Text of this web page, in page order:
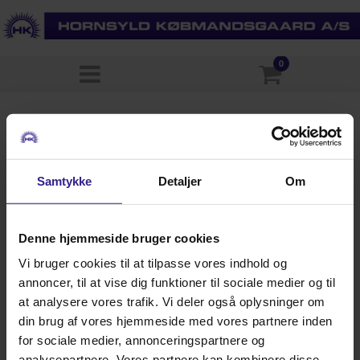
Samtykke Detaljer Om
Denne hjemmeside bruger cookies
Vi bruger cookies til at tilpasse vores indhold og
annoncer, til at vise dig funktioner til sociale medier og til
at analysere vores trafik. Vi deler også oplysninger om
din brug af vores hjemmeside med vores partnere inden
for sociale medier, annonceringspartnere og
0